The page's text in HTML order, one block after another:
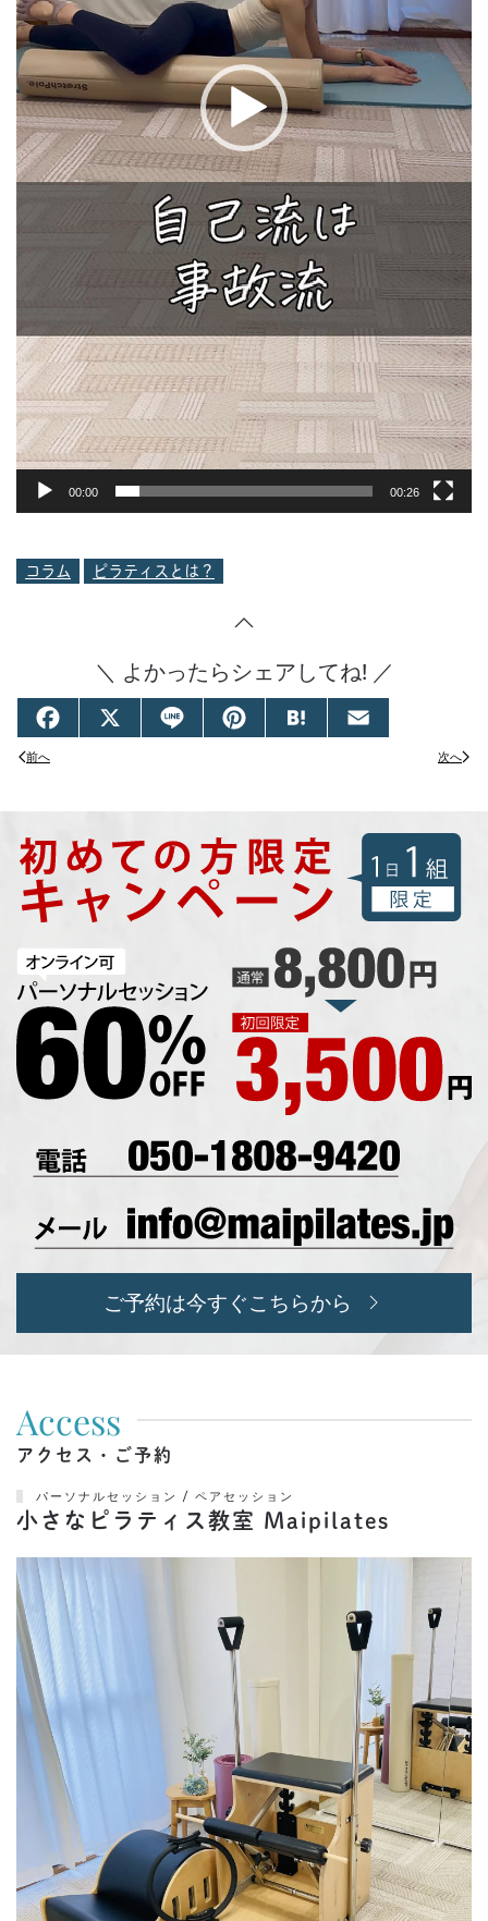
00:00 00:26
コラム ピラティスとは？
＼ よかったらシェアしてね! ／
Facebook Pinterest Hatena
前へ 次へ
ご予約は今すぐこちらから
Access
アクセス・ご予約
パーソナルセッション / ペアセッション
小さなピラティス教室 Maipilates